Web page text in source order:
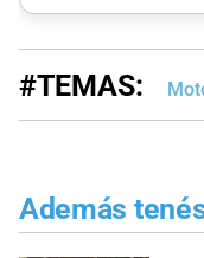
#TEMAS:
Además